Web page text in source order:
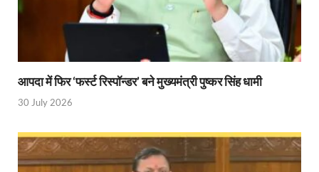
Uttarakhand Calender 2026: मुख्यमंत्री पुष्कर सिंह
Start UP Summit: उद्यमिता, नवाचार और व्यापार हमारे
Swami Vivekanand Jayanti: मुख्यमंत्री पुष्कर सिंह
Uttar Pradesh News: ‘आभार प्रधानमंत्री जी, डबल
UP AI App: सीएम योगी के मिशन को साकार कर रहा
आपदा में फिर ‘फर्स्ट रिस्पॉन्डर’ बने मुख्यमंत्री पुष्कर सिंह धामी
30 July 2026